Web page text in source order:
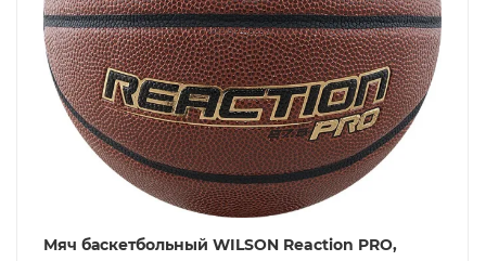
Мяч баскетбольный WILSON Reaction PRO,